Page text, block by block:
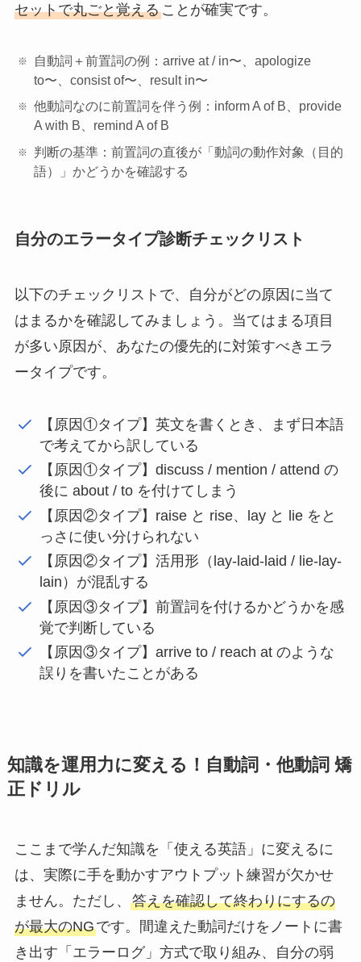
セットで丸ごと覚えることが確実です。
自動詞＋前置詞の例：arrive at / in〜、apologize
to〜、consist of〜、result in〜
他動詞なのに前置詞を伴う例：inform A of B、provide
A with B、remind A of B
判断の基準：前置詞の直後が「動詞の動作対象（目的
語）」かどうかを確認する
自分のエラータイプ診断チェックリスト
以下のチェックリストで、自分がどの原因に当て
はまるかを確認してみましょう。当てはまる項目
が多い原因が、あなたの優先的に対策すべきエラ
ータイプです。
【原因①タイプ】英文を書くとき、まず日本語
で考えてから訳している
【原因①タイプ】discuss / mention / attend の
後に about / to を付けてしまう
【原因②タイプ】raise と rise、lay と lie をと
っさに使い分けられない
【原因②タイプ】活用形（lay-laid-laid / lie-lay-
lain）が混乱する
【原因③タイプ】前置詞を付けるかどうかを感
覚で判断している
【原因③タイプ】arrive to / reach at のような
誤りを書いたことがある
知識を運用力に変える！自動詞・他動詞 矯
正ドリル
ここまで学んだ知識を「使える英語」に変えるに
は、実際に手を動かすアウトプット練習が欠かせ
ません。ただし、 答えを確認して終わりにするの
が最大のNGです。間違えた動詞だけをノートに書
き出す「エラーログ」方式で取り組み、自分の弱